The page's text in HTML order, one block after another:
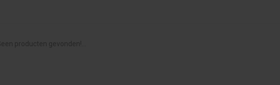
producten gevonden!...